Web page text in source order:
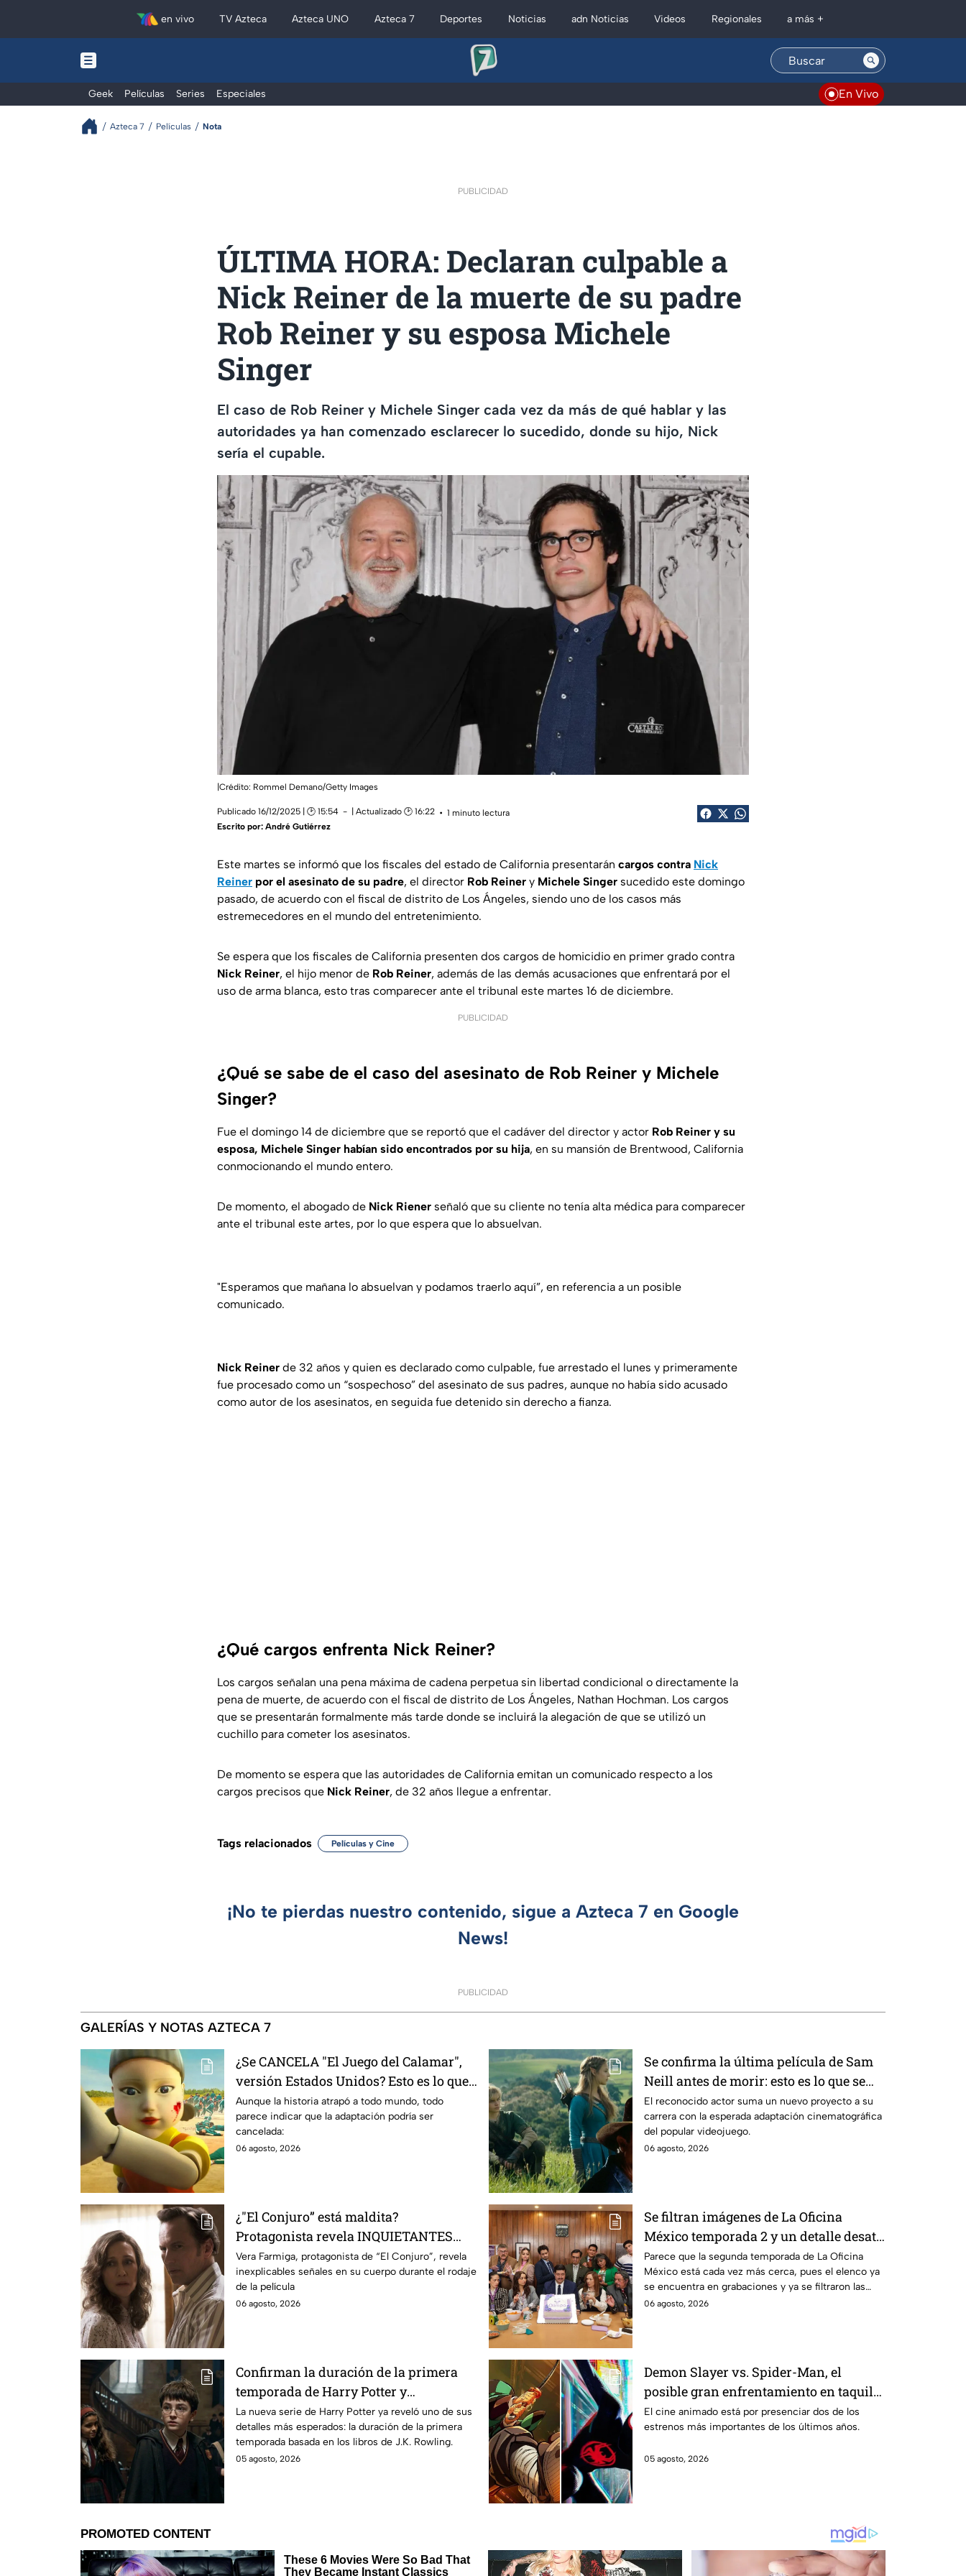
en vivo TV Azteca Azteca UNO Azteca 7 Deportes Noticias adn Noticias Videos Regionales a más +
Geek Películas Series Especiales En Vivo
Azteca 7 Películas Nota
PUBLICIDAD
ÚLTIMA HORA: Declaran culpable a
Nick Reiner de la muerte de su padre
Rob Reiner y su esposa Michele
Singer
El caso de Rob Reiner y Michele Singer cada vez da más de qué hablar y las
autoridades ya han comenzado esclarecer lo sucedido, donde su hijo, Nick
sería el cupable.
|Crédito: Rommel Demano/Getty Images
Publicado 16/12/2025 | 🕑 15:54 | Actualizado 🕑 16:22
1 minuto lectura
Escrito por: André Gutiérrez
Este martes se informó que los fiscales del estado de California presentarán cargos contra Nick
Reiner por el asesinato de su padre, el director Rob Reiner y Michele Singer sucedido este domingo
pasado, de acuerdo con el fiscal de distrito de Los Ángeles, siendo uno de los casos más
estremecedores en el mundo del entretenimiento.
Se espera que los fiscales de California presenten dos cargos de homicidio en primer grado contra
Nick Reiner, el hijo menor de Rob Reiner, además de las demás acusaciones que enfrentará por el
uso de arma blanca, esto tras comparecer ante el tribunal este martes 16 de diciembre.
PUBLICIDAD
¿Qué se sabe de el caso del asesinato de Rob Reiner y Michele
Singer?
Fue el domingo 14 de diciembre que se reportó que el cadáver del director y actor Rob Reiner y su
esposa, Michele Singer habían sido encontrados por su hija, en su mansión de Brentwood, California
conmocionando el mundo entero.
De momento, el abogado de Nick Riener señaló que su cliente no tenía alta médica para comparecer
ante el tribunal este artes, por lo que espera que lo absuelvan.
"Esperamos que mañana lo absuelvan y podamos traerlo aquí”, en referencia a un posible
comunicado.
Nick Reiner de 32 años y quien es declarado como culpable, fue arrestado el lunes y primeramente
fue procesado como un “sospechoso” del asesinato de sus padres, aunque no había sido acusado
como autor de los asesinatos, en seguida fue detenido sin derecho a fianza.
¿Qué cargos enfrenta Nick Reiner?
Los cargos señalan una pena máxima de cadena perpetua sin libertad condicional o directamente la
pena de muerte, de acuerdo con el fiscal de distrito de Los Ángeles, Nathan Hochman. Los cargos
que se presentarán formalmente más tarde donde se incluirá la alegación de que se utilizó un
cuchillo para cometer los asesinatos.
De momento se espera que las autoridades de California emitan un comunicado respecto a los
cargos precisos que Nick Reiner, de 32 años llegue a enfrentar.
Tags relacionados Películas y Cine
¡No te pierdas nuestro contenido, sigue a Azteca 7 en Google
News!
PUBLICIDAD
GALERÍAS Y NOTAS AZTECA 7
¿Se CANCELA "El Juego del Calamar",
versión Estados Unidos? Esto es lo que
se sabe al momento
Aunque la historia atrapó a todo mundo, todo
parece indicar que la adaptación podría ser
cancelada:
06 agosto, 2026
Se confirma la última película de Sam
Neill antes de morir: esto es lo que se
sabe hasta ahora
El reconocido actor suma un nuevo proyecto a su
carrera con la esperada adaptación cinematográfica
del popular videojuego.
06 agosto, 2026
¿"El Conjuro” está maldita?
Protagonista revela INQUIETANTES
señales en su cuerpo durante la
grabación de la película
Vera Farmiga, protagonista de “El Conjuro”, revela
inexplicables señales en su cuerpo durante el rodaje
de la película
06 agosto, 2026
Se filtran imágenes de La Oficina
México temporada 2 y un detalle desata
teorías entre los fans
Parece que la segunda temporada de La Oficina
México está cada vez más cerca, pues el elenco ya
se encuentra en grabaciones y ya se filtraron las
primeras imágenes del set.
06 agosto, 2026
Confirman la duración de la primera
temporada de Harry Potter y
emocionará a los fans de los libros
La nueva serie de Harry Potter ya reveló uno de sus
detalles más esperados: la duración de la primera
temporada basada en los libros de J.K. Rowling.
05 agosto, 2026
Demon Slayer vs. Spider-Man, el
posible gran enfrentamiento en taquilla
del 2027
El cine animado está por presenciar dos de los
estrenos más importantes de los últimos años.
05 agosto, 2026